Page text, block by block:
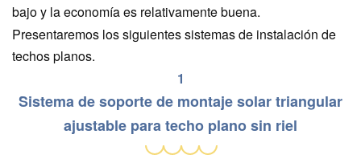
bajo y la economía es relativamente buena.
Presentaremos los siguientes sistemas de instalación de
techos planos.
1
Sistema de soporte de montaje solar triangular
ajustable para techo plano sin riel